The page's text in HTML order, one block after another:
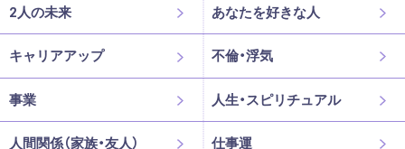
2人の未来 あなたを好きな人
キャリアアップ 不倫・浮気
事業 人生・スピリチュアル
人間関係（家族・友人） 仕事運